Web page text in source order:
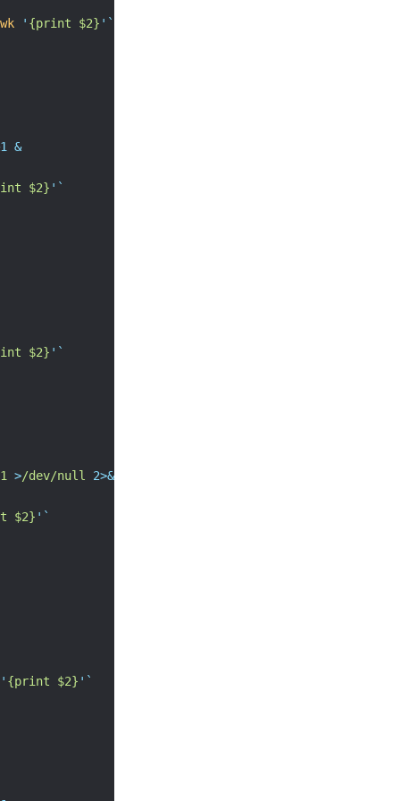
' {print $2} '`
&
$2} '`
$2} '`
>/dev/null 2>&1
$2} '`
' {print $2} '`